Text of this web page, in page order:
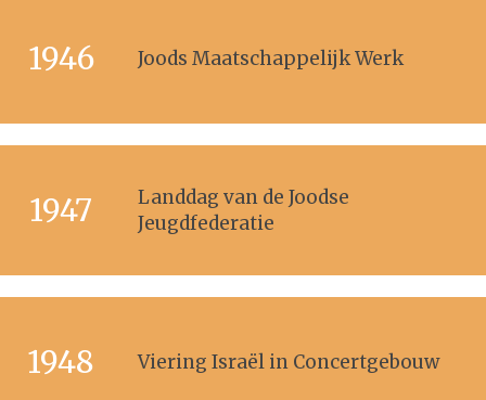
1946 Joods Maatschappelijk Werk
1947
Landdag van de Joodse
Jeugdfederatie
1948 Viering Israël in Concertgebouw